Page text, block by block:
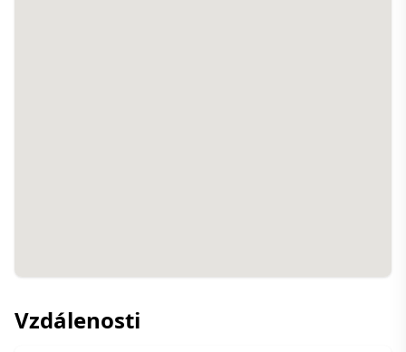
Vzdálenosti